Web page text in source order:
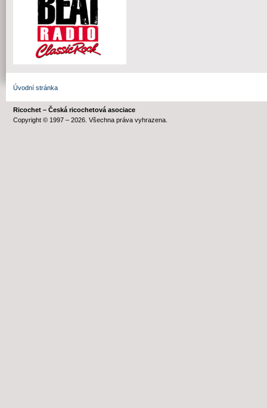
Úvodní stránka
Ricochet – Česká ricochetová asociace
Copyright © 1997 – 2026. Všechna práva vyhrazena.